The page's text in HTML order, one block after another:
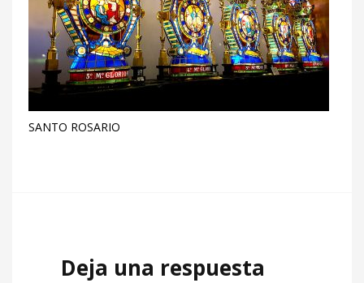
SANTO ROSARIO
Deja una respuesta